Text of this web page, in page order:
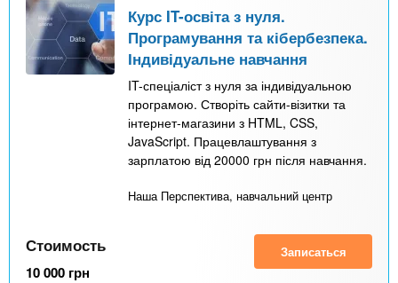
Курс IT-освіта з нуля.
Програмування та кібербезпека.
Індивідуальне навчання
IT-спеціаліст з нуля за індивідуальною
програмою. Створіть сайти-візитки та
інтернет-магазини з HTML, CSS,
JavaScript. Працевлаштування з
зарплатою від 20000 грн після навчання.
Наша Перспектива, навчальний центр
Стоимость
10 000 грн
Записаться